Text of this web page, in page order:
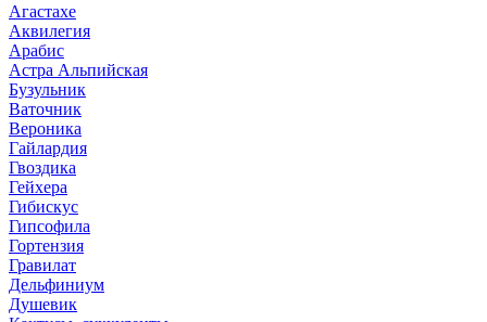
Агастахе
Аквилегия
Арабис
Астра Альпийская
Бузульник
Ваточник
Вероника
Гайлардия
Гвоздика
Гейхера
Гибискус
Гипсофила
Гортензия
Гравилат
Дельфиниум
Душевик